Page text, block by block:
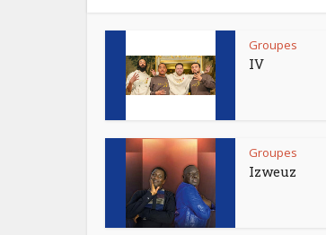
Groupes
IV
Groupes
Izweuz